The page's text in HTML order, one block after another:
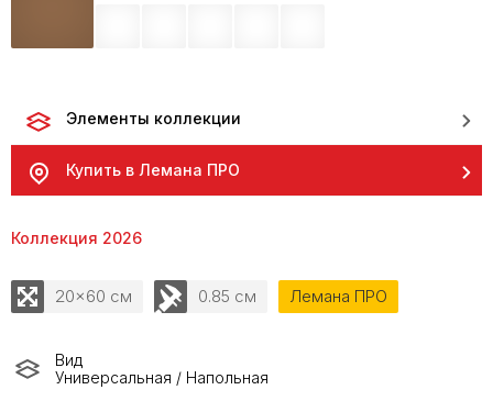
Элементы коллекции
Купить в Лемана ПРО
Коллекция 2026
20x60 см 0.85 см Лемана ПРО
Вид
Универсальная / Напольная